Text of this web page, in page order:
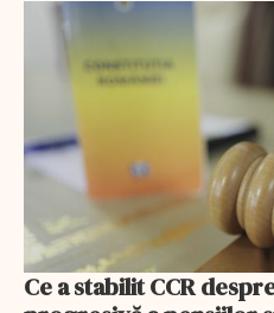
Ce a stabilit CCR